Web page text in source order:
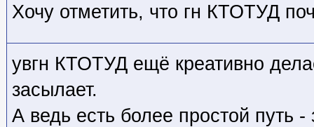
Хочу отметить, что гн КТОТУД
увгн КТОТУД ещё креативно
засылает.
А ведь есть более простой путь